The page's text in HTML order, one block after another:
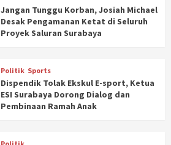
Jangan Tunggu Korban, Josiah Michael
Desak Pengamanan Ketat di Seluruh
Proyek Saluran Surabaya
Politik Sports
Dispendik Tolak Ekskul E-sport, Ketua
ESI Surabaya Dorong Dialog dan
Pembinaan Ramah Anak